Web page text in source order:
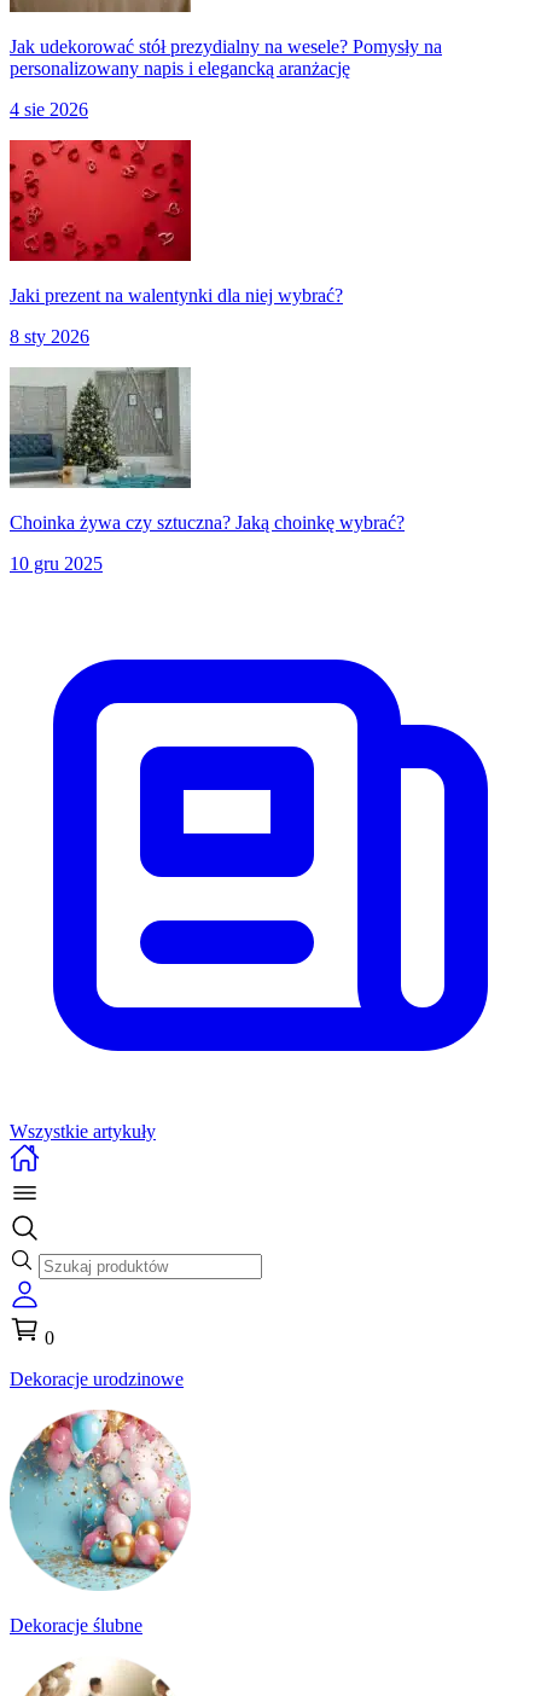
Jak udekorować stół prezydialny na wesele? Pomysły na
personalizowany napis i elegancką aranżację
4 sie 2026
Jaki prezent na walentynki dla niej wybrać?
8 sty 2026
Choinka żywa czy sztuczna? Jaką choinkę wybrać?
10 gru 2025
Wszystkie artykuły
0
Dekoracje urodzinowe
Dekoracje ślubne